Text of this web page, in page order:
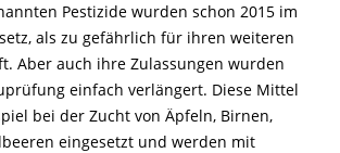
Pestizide wurden schon 2015 im
als zu gefährlich für ihren weiteren
Aber auch ihre Zulassungen wurden
einfach verlängert. Diese Mittel
bei der Zucht von Äpfeln, Birnen,
eingesetzt und werden mit